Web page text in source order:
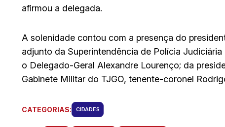
afirmou a delegada.
A solenidade contou com a presença do
adjunto da Superintendência de Polícia
o Delegado-Geral Alexandre Lourenço; da
Gabinete Militar do TJGO, tenente-coronel
CATEGORIAS: CIDADES